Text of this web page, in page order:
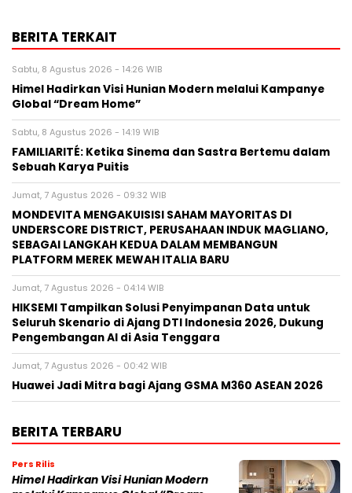
BERITA TERKAIT
Sabtu, 8 Agustus 2026 - 14:26 WIB
Himel Hadirkan Visi Hunian Modern melalui Kampanye
Global “Dream Home”
Sabtu, 8 Agustus 2026 - 14:19 WIB
FAMILIARITÉ: Ketika Sinema dan Sastra Bertemu dalam
Sebuah Karya Puitis
Jumat, 7 Agustus 2026 - 09:32 WIB
MONDEVITA MENGAKUISISI SAHAM MAYORITAS DI
UNDERSCORE DISTRICT, PERUSAHAAN INDUK MAGLIANO,
SEBAGAI LANGKAH KEDUA DALAM MEMBANGUN
PLATFORM MEREK MEWAH ITALIA BARU
Jumat, 7 Agustus 2026 - 04:14 WIB
HIKSEMI Tampilkan Solusi Penyimpanan Data untuk
Seluruh Skenario di Ajang DTI Indonesia 2026, Dukung
Pengembangan AI di Asia Tenggara
Jumat, 7 Agustus 2026 - 00:42 WIB
Huawei Jadi Mitra bagi Ajang GSMA M360 ASEAN 2026
BERITA TERBARU
Pers Rilis
Himel Hadirkan Visi Hunian Modern